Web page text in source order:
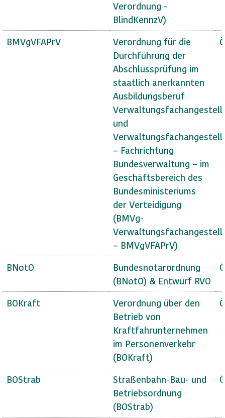
Verordnung -
BlindKennzV)
BMVgVFAPrV
Verordnung für die
Durchführung der
Abschlussprüfung im
staatlich anerkannten
Ausbildungsberuf
und
– Fachrichtung
Bundesverwaltung – im
Geschäftsbereich des
Bundesministeriums
der Verteidigung
(BMVg-
– BMVgVFAPrV)
BNotO
Bundesnotarordnung
(BNotO) & Entwurf RVO
BOKraft
Verordnung über den
Betrieb von
Kraftfahrunternehmen
im Personenverkehr
(BOKraft)
BOStrab
Straßenbahn-Bau- und
Betriebsordnung
(BOStrab)